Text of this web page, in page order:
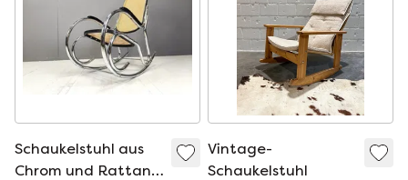
Schaukelstuhl aus
Chrom und Rattan,
Vintage-
Schaukelstuhl